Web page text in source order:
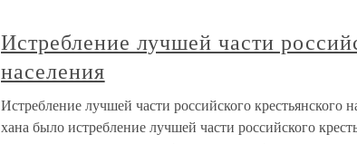
Истребление лучшей части
населения
Истребление лучшей части российского
хана было истребление лучшей части российского